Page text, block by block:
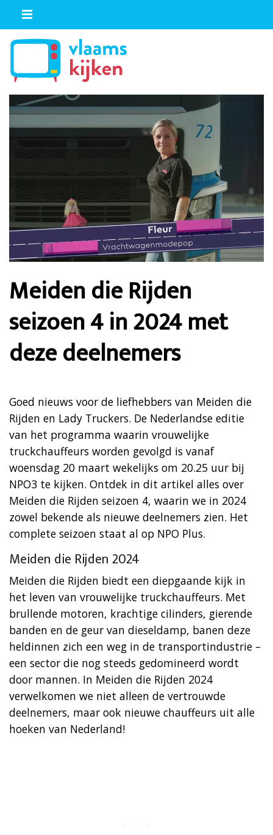
Meiden die Rijden
seizoen 4 in 2024 met
deze deelnemers
Goed nieuws voor de liefhebbers van Meiden die
Rijden en Lady Truckers. De Nederlandse editie
van het programma waarin vrouwelijke
truckchauffeurs worden gevolgd is vanaf
woensdag 20 maart wekelijks om 20.25 uur bij
NPO3 te kijken. Ontdek in dit artikel alles over
Meiden die Rijden seizoen 4, waarin we in 2024
zowel bekende als nieuwe deelnemers zien. Het
complete seizoen staat al op NPO Plus.
Meiden die Rijden 2024
Meiden die Rijden biedt een diepgaande kijk in
het leven van vrouwelijke truckchauffeurs. Met
brullende motoren, krachtige cilinders, gierende
banden en de geur van dieseldamp, banen deze
heldinnen zich een weg in de transportindustrie –
een sector die nog steeds gedomineerd wordt
door mannen. In Meiden die Rijden 2024
verwelkomen we niet alleen de vertrouwde
deelnemers, maar ook nieuwe chauffeurs uit alle
hoeken van Nederland!